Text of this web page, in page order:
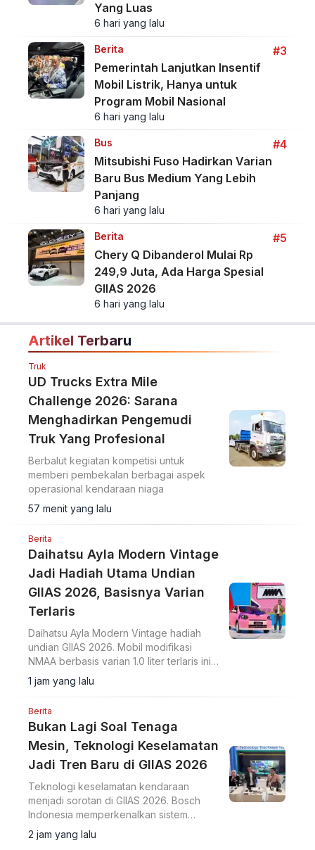
Yang Luas
6 hari yang lalu
Berita
#3
Pemerintah Lanjutkan Insentif
Mobil Listrik, Hanya untuk
Program Mobil Nasional
6 hari yang lalu
Bus
#4
Mitsubishi Fuso Hadirkan Varian
Baru Bus Medium Yang Lebih
Panjang
6 hari yang lalu
Berita
#5
Chery Q Dibanderol Mulai Rp
249,9 Juta, Ada Harga Spesial
GIIAS 2026
6 hari yang lalu
Artikel Terbaru
Truk
UD Trucks Extra Mile
Challenge 2026: Sarana
Menghadirkan Pengemudi
Truk Yang Profesional
Berbalut kegiatan kompetisi untuk
memberi pembekalan berbagai aspek
operasional kendaraan niaga
57 menit yang lalu
Berita
Daihatsu Ayla Modern Vintage
Jadi Hadiah Utama Undian
GIIAS 2026, Basisnya Varian
Terlaris
Daihatsu Ayla Modern Vintage hadiah
undian GIIAS 2026. Mobil modifikasi
NMAA berbasis varian 1.0 liter terlaris ini
diundi di hadapan pengunjung dan
dimenangkan konsumen dari Lampung.
1 jam yang lalu
Berita
Bukan Lagi Soal Tenaga
Mesin, Teknologi Keselamatan
Jadi Tren Baru di GIIAS 2026
Teknologi keselamatan kendaraan
menjadi sorotan di GIIAS 2026. Bosch
Indonesia memperkenalkan sistem
Sense, Think, dan Act yang membantu
pengemudi.
2 jam yang lalu